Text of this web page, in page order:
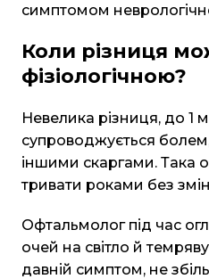
симптомом
Коли різниця
фізіологічною?
Невелика різниця, до 1
супроводжується
іншими скаргами. Така
тривати роками без
Офтальмолог під час
очей на світло й
давній симптом, не